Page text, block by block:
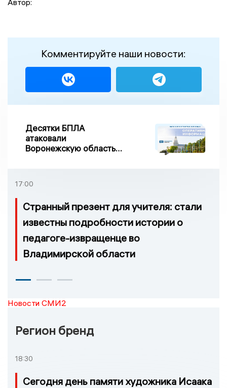
Автор:
Комментируйте наши новости:
Десятки БПЛА
атаковали
Воронежскую область
17:00
Странный презент для учителя: стали
известны подробности истории о
педагоге-извращенце во
Владимирской области
Новости СМИ2
Регион бренд
18:30
Сегодня день памяти художника Исаака